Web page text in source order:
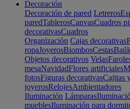
Decoración
Decoración de pared Letreros
paredTablerosCanvasCuadros
decorativasCuadros
Organización Cajas decorativas
ropaJoyerosBiombosCestas
Objetos decorativos Velas
mesaNavidadFlores artificiales
fotosFiguras decorativasCajitas
joyerosRelojesAmbientadores
Iluminación Lámparas
mueblesIluminación para